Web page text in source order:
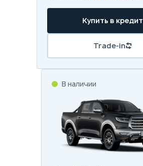
Купить в кредит
Trade-in
В наличии